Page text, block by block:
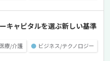
キャピタルを選ぶ新しい基準
医療/介護 ● ビジネス/テクノロジー